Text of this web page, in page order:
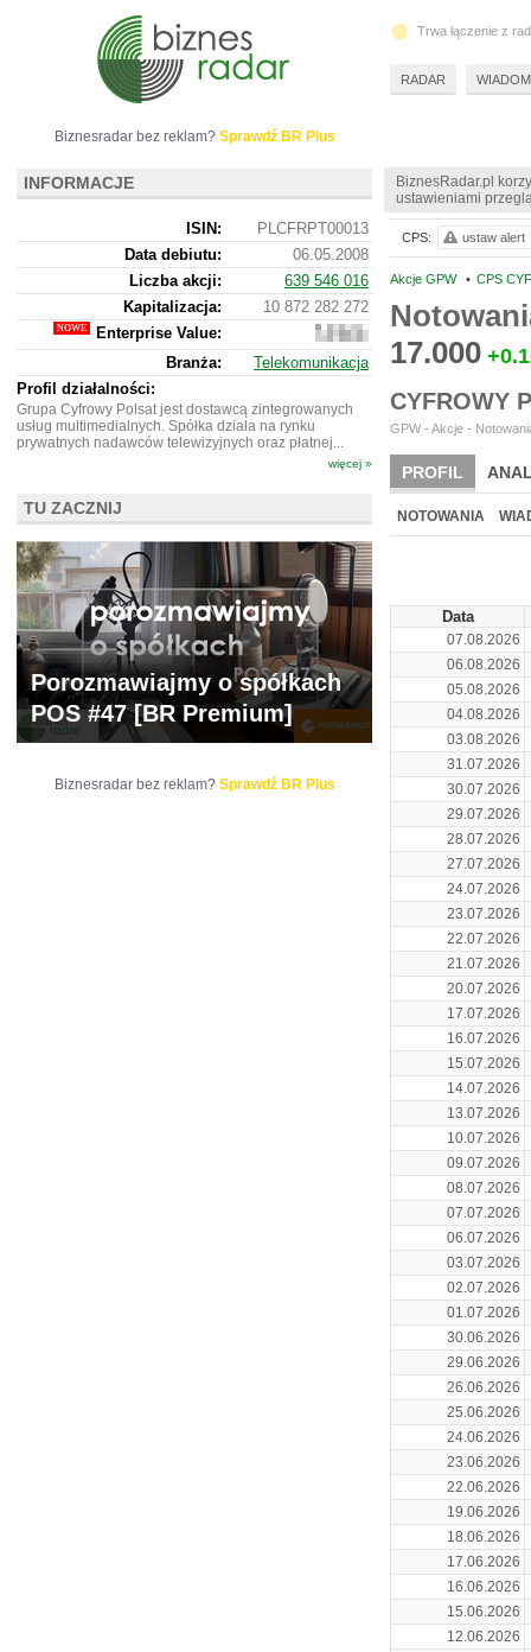
BiznesRadar.pl
ustawieniami
Akcje GPW • CPS
17.000
CYFROWY
GPW - Akcje -
PROFIL
WYCENA BR
NOTOWANIA
Data
07.08.2026
06.08.2026
05.08.2026
04.08.2026
03.08.2026
31.07.2026
30.07.2026
29.07.2026
28.07.2026
27.07.2026
24.07.2026
23.07.2026
22.07.2026
21.07.2026
20.07.2026
17.07.2026
16.07.2026
15.07.2026
14.07.2026
13.07.2026
10.07.2026
09.07.2026
08.07.2026
07.07.2026
06.07.2026
03.07.2026
02.07.2026
01.07.2026
30.06.2026
29.06.2026
26.06.2026
25.06.2026
24.06.2026
23.06.2026
22.06.2026
19.06.2026
18.06.2026
17.06.2026
16.06.2026
15.06.2026
12.06.2026
CPS: ustaw alert
Biznesradar bez reklam? Sprawdź BR Plus
INFORMACJE
ISIN:
PLCFRPT00013
Data debiutu:
06.05.2008
Liczba akcji:
639 546 016
Kapitalizacja:
10 872 282 272
Enterprise Value:
125
682
Branża:
Telekomunikacja
Profil działalności:
Grupa Cyfrowy Polsat jest dostawcą zintegrowanych
usług multimedialnych. Spółka działa na rynku
prywatnych nadawców telewizyjnych oraz płatnej...
więcej »
TU ZACZNIJ
Porozmawiajmy o spółkach
POS #47 [BR Premium]
Biznesradar bez reklam? Sprawdź BR Plus
Trwa łączenie z
RADAR